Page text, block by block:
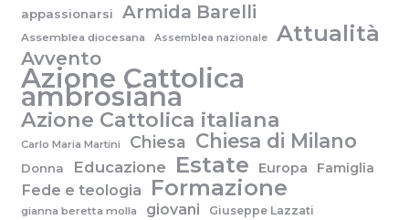
appassionarsi Armida Barelli
Assemblea diocesana Assemblea nazionale Attualità
Avvento
Azione Cattolica
ambrosiana
Azione Cattolica italiana
Carlo Maria Martini Chiesa Chiesa di Milano
Donna Educazione Estate Europa Famiglia
Fede e teologia Formazione
gianna beretta molla giovani Giuseppe Lazzati